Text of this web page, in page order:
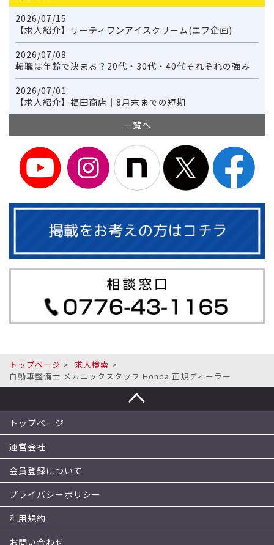
2026/07/15
【求人紹介】サーティワンアイスクリーム(エフ企画)
2026/07/08
転職は年齢で決まる？20代・30代・40代それぞれの強み
2026/07/01
【求人紹介】福田商店｜8月末までの短期
一覧へ
トップページ
求人検索
自動車整備士 メカニックスタッフ Honda 正規ディーラー
トップページ
運営会社
会員登録について
プライバシーポリシー
利用規約
お問い合わせ